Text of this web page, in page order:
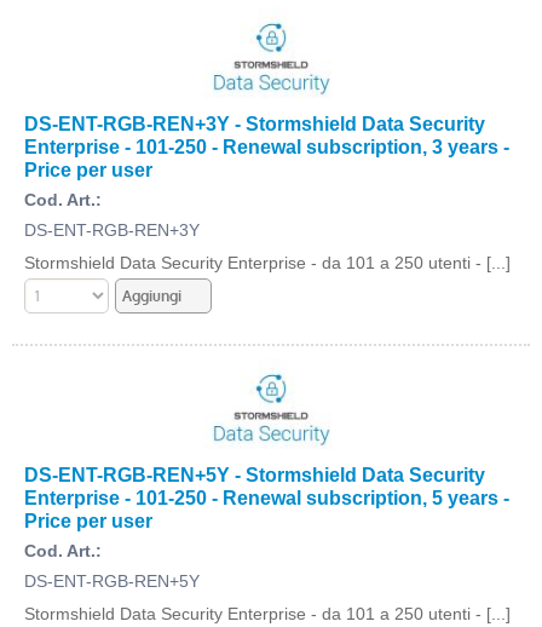
DS-ENT-RGB-REN+3Y - Stormshield Data Security
Enterprise - 101-250 - Renewal subscription, 3 years -
Price per user
Cod. Art.:
DS-ENT-RGB-REN+3Y
Stormshield Data Security Enterprise - da 101 a 250 utenti - [...]
DS-ENT-RGB-REN+5Y - Stormshield Data Security
Enterprise - 101-250 - Renewal subscription, 5 years -
Price per user
Cod. Art.:
DS-ENT-RGB-REN+5Y
Stormshield Data Security Enterprise - da 101 a 250 utenti - [...]